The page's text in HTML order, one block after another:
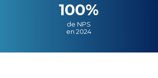
100%
de NPS
en 2024